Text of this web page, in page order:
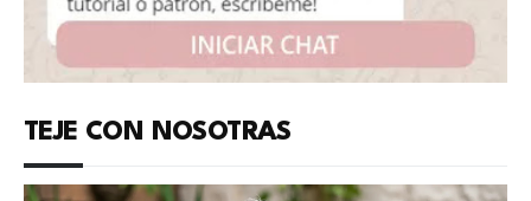
TEJE CON NOSOTRAS